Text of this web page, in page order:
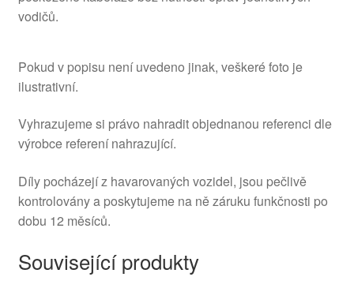
vodičů.
Pokud v popisu není uvedeno jinak, veškeré foto je
ilustrativní.
Vyhrazujeme si právo nahradit objednanou referenci dle
výrobce referení nahrazující.
Díly pocházejí z havarovaných vozidel, jsou pečlivě
kontrolovány a poskytujeme na ně záruku funkčnosti po
dobu 12 měsíců.
Související produkty